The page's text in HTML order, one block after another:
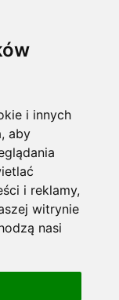
i innych
aby
i reklamy,
witrynie
nasi
250 PLN
w dowolnym
więcej